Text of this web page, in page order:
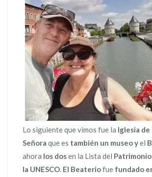
Lo siguiente que vimos fue la Iglesia
Señora que es también un museo yel
ahora los dosen la Lista del
la UNESCO. El Beateriofue fundado